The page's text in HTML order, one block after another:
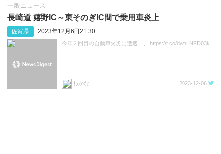
一般ニュース
長崎道 嬉野IC～東そのぎIC間で乗用車炎上
佐賀県 2023年12月6日21:30
今年２回目の自動車火災に遭遇、、 https://t.co/dwnLNFD03k
わかな 2023-12-06